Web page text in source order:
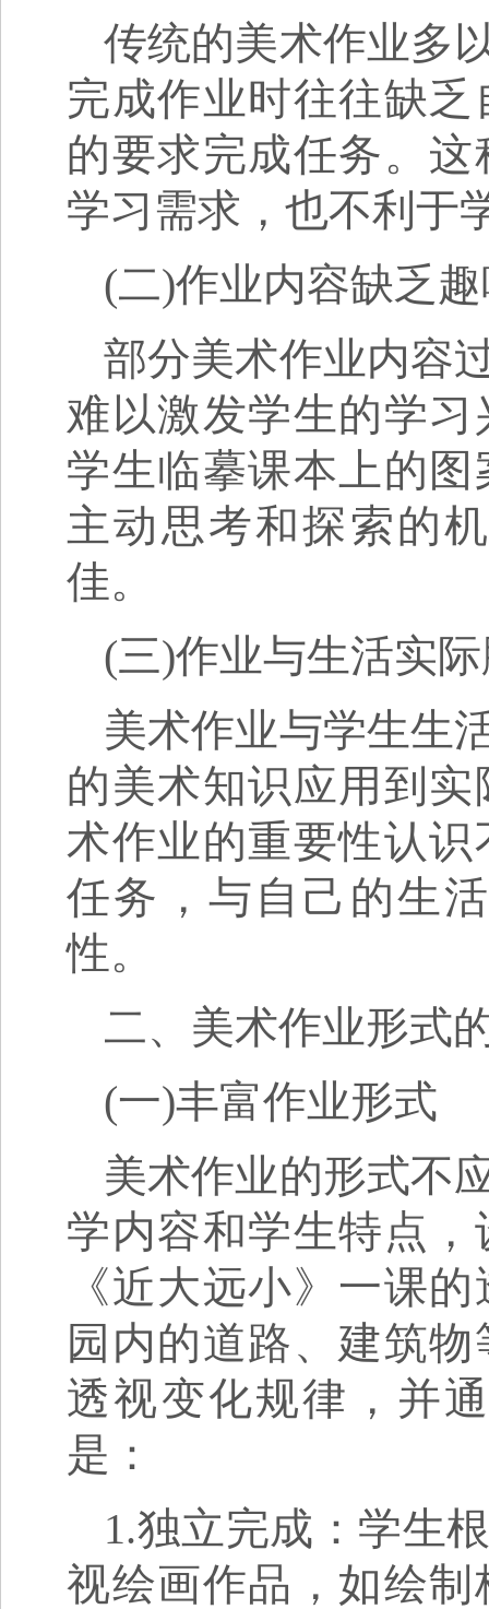
传统的美术作业多
完成作业时往往缺
的要求完成任务。
学习需求，也不利于
(二)作业内容缺乏
部分美术作业内容
难以激发学生的学
学生临摹课本上的
主动思考和探索的
佳。
(三)作业与生活实
美术作业与学生生
的美术知识应用到
术作业的重要性认
任务，与自己的生
性。
二、美术作业形式
(一)丰富作业形式
美术作业的形式不
学内容和学生特点
《近大远小》一课
园内的道路、建筑
透视变化规律，并
是：
1.独立完成：学生
视绘画作品，如绘